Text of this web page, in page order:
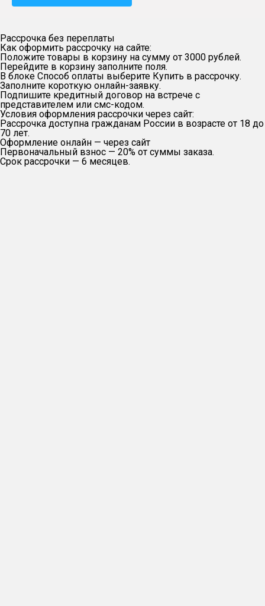
Рассрочка без переплаты
Как оформить рассрочку на сайте:
Положите товары в корзину на сумму от 3000 рублей.
Перейдите в корзину заполните поля.
В блоке Способ оплаты выберите Купить в рассрочку.
Заполните короткую онлайн-заявку.
Подпишите кредитный договор на встрече с
представителем или смс-кодом.
Условия оформления рассрочки через сайт:
Рассрочка доступна гражданам России в возрасте от 18 до
70 лет.
Оформление онлайн — через сайт
Первоначальный взнос — 20% от суммы заказа.
Срок рассрочки — 6 месяцев.